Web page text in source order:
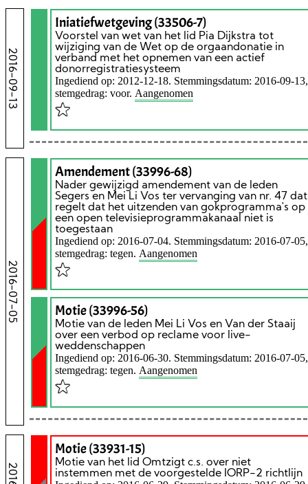
2016-09-13
Iniatiefwetgeving (33506-7)
Voorstel van wet van het lid Pia Dijkstra tot
wijziging van de Wet op de orgaandonatie in
verband met het opnemen van een actief
donorregistratiesysteem
Ingediend op: 2012-12-18. Stemmingsdatum: 2016-09-13,
stemgedrag: voor. Aangenomen
2016-07-05
Amendement (33996-68)
Nader gewijzigd amendement van de leden
Segers en Mei Li Vos ter vervanging van nr. 47 dat
regelt dat het uitzenden van gokprogramma's op
een open televisieprogrammakanaal niet is
toegestaan
Ingediend op: 2016-07-04. Stemmingsdatum: 2016-07-05,
stemgedrag: tegen. Aangenomen
Motie (33996-56)
Motie van de leden Mei Li Vos en Van der Staaij
over een verbod op reclame voor live-
weddenschappen
Ingediend op: 2016-06-30. Stemmingsdatum: 2016-07-05,
stemgedrag: tegen. Aangenomen
Motie (33931-15)
Motie van het lid Omtzigt c.s. over niet
instemmen met de voorgestelde IORP-2 richtlijn